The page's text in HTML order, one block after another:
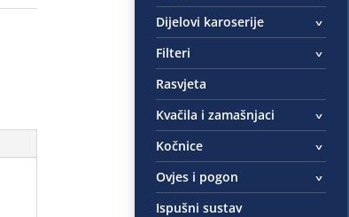
Dijelovi karoserije
Filteri
Rasvjeta
Kvačila i zamašnjaci
Kočnice
Ovjes i pogon
Ispušni sustav